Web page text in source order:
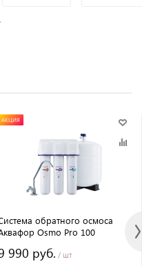
АКЦИЯ
обратного осмоса
Osmo Pro 100
990 руб. / шт